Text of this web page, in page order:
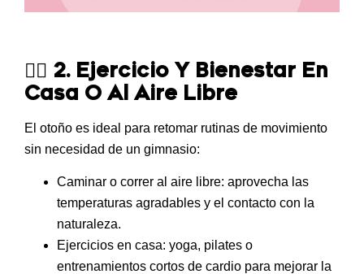
🏃‍♀ 2. Ejercicio Y Bienestar En
Casa O Al Aire Libre
El otoño es ideal para retomar rutinas de movimiento
sin necesidad de un gimnasio:
Caminar o correr al aire libre: aprovecha las
temperaturas agradables y el contacto con la
naturaleza.
Ejercicios en casa: yoga, pilates o
entrenamientos cortos de cardio para mejorar la